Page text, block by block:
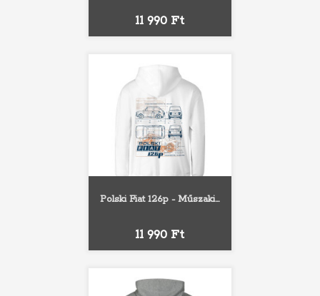
Ár
11 990 Ft
Polski Fiat 126p - Műszaki...
Ár
11 990 Ft